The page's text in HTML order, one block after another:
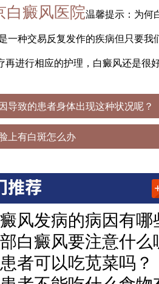
白癜风医院温馨提示：为何
一种交易反复发作的疾病但只要我
再进行相应的护理，白癜风还是很
导致的患者身体出现这种状况呢？
上有白斑怎么办
风发病的病因有哪
白癜风要注意什么
者可以吃苋菜吗？